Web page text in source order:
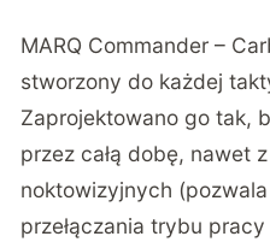
MARQ Commander –
stworzony do każdej
Zaprojektowano go tak,
przez całą dobę, nawet
noktowizyjnych
przełączania trybu